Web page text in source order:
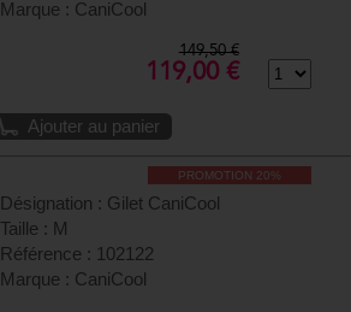
Marque : CaniCool
149,50 €
119,00 €
Ajouter au panier
PROMOTION 20%
Désignation : Gilet CaniCool
Taille : M
Référence : 102122
Marque : CaniCool